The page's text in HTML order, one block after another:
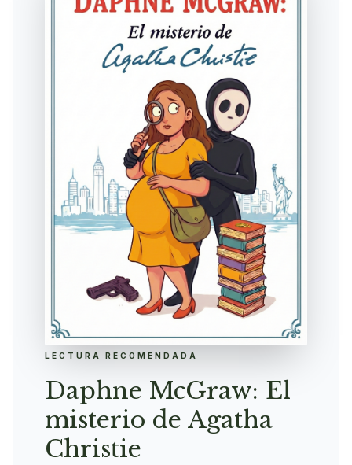
LECTURA RECOMENDADA
Daphne McGraw: El
misterio de Agatha
Christie